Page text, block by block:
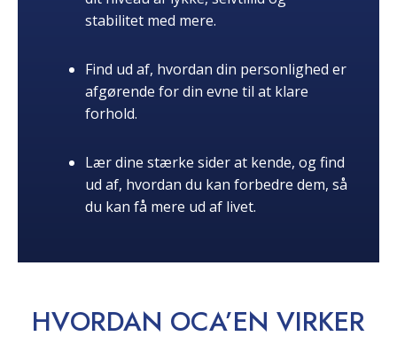
stabilitet med mere.
Find ud af, hvordan din personlighed er
afgørende for din evne til at klare
forhold.
Lær dine stærke sider at kende, og find
ud af, hvordan du kan forbedre dem, så
du kan få mere ud af livet.
HVORDAN OCA’EN VIRKER